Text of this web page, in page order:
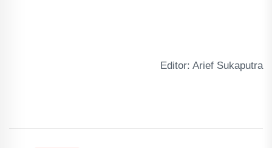
Editor: Arief Sukaputra